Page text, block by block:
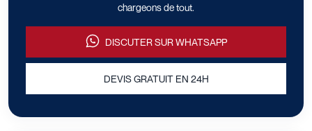
chargeons de tout.
DISCUTER SUR WHATSAPP
DEVIS GRATUIT EN 24H